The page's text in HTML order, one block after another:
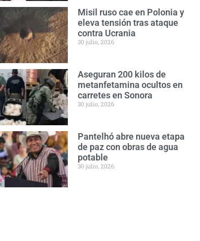
Misil ruso cae en Polonia y
eleva tensión tras ataque
contra Ucrania
30 julio, 2026
Aseguran 200 kilos de
metanfetamina ocultos en
carretes en Sonora
30 julio, 2026
Pantelhó abre nueva etapa
de paz con obras de agua
potable
30 julio, 2026